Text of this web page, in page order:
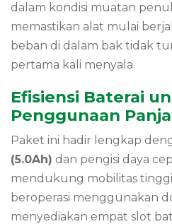
dalam kondisi muatan
memastikan alat mulai
beban di dalam bak tidak
pertama kali menyala.
Efisiensi Baterai
Penggunaan
Paket ini hadir lengkap
(5.0Ah) dan pengisi daya
mendukung mobilitas
beroperasi menggunakan
menyediakan empat slot